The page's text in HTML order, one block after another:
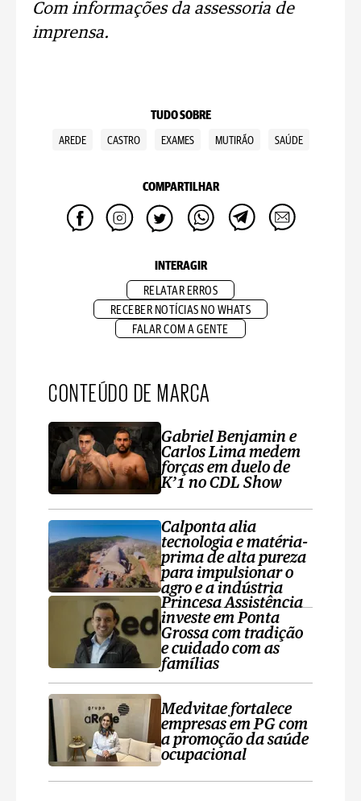
Com informações da assessoria de
imprensa.
TUDO SOBRE
AREDE CASTRO EXAMES MUTIRÃO SAÚDE
COMPARTILHAR
INTERAGIR
RELATAR ERROS
RECEBER NOTÍCIAS NO WHATS
FALAR COM A GENTE
CONTEÚDO DE MARCA
Gabriel Benjamin e
Carlos Lima medem
forças em duelo de
K’1 no CDL Show
Calponta alia
tecnologia e matéria-
prima de alta pureza
para impulsionar o
agro e a indústria
Princesa Assistência
investe em Ponta
Grossa com tradição
e cuidado com as
famílias
Medvitae fortalece
empresas em PG com
a promoção da saúde
ocupacional